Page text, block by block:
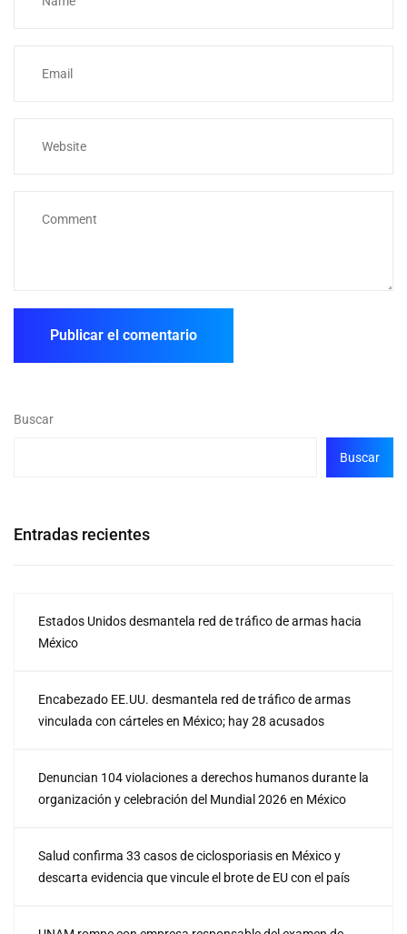
Buscar
Buscar
Entradas recientes
Estados Unidos desmantela red de tráfico de armas hacia
México
Encabezado EE.UU. desmantela red de tráfico de armas
vinculada con cárteles en México; hay 28 acusados
Denuncian 104 violaciones a derechos humanos durante la
organización y celebración del Mundial 2026 en México
Salud confirma 33 casos de ciclosporiasis en México y
descarta evidencia que vincule el brote de EU con el país